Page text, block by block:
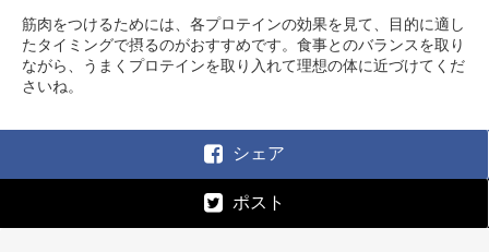
筋肉をつけるためには、各プロテインの効果を見て、目的に適し
たタイミングで摂るのがおすすめです。食事とのバランスを取り
ながら、うまくプロテインを取り入れて理想の体に近づけてくだ
さいね。
シェア
ポスト